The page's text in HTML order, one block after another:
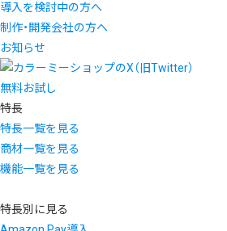
導入を検討中の方へ
制作・開発会社の方へ
お知らせ
無料お試し
特長
特長一覧を見る
商材一覧を見る
機能一覧を見る
特長別に見る